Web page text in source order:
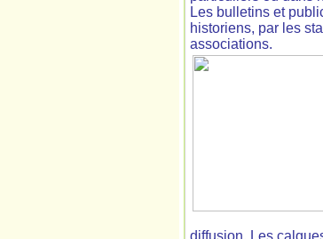
Les bulletins et
historiens, par les
associations.
diffusion. Les